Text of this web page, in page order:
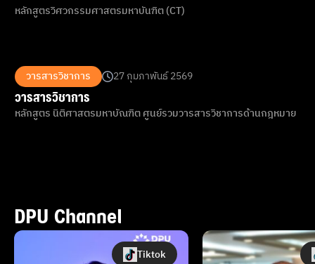
หลักสูตรวิศวกรรมศาสตรมหาบันฑิต (CT)
วารสารวิชาการ 27 กุมภาพันธ์ 2569
วารสารวิชาการ
หลักสูตร นิติศาสตรมหาบัณฑิต ศูนย์รวมวารสารวิชาการด้านกฎหมาย
DPU Channel
Tiktok